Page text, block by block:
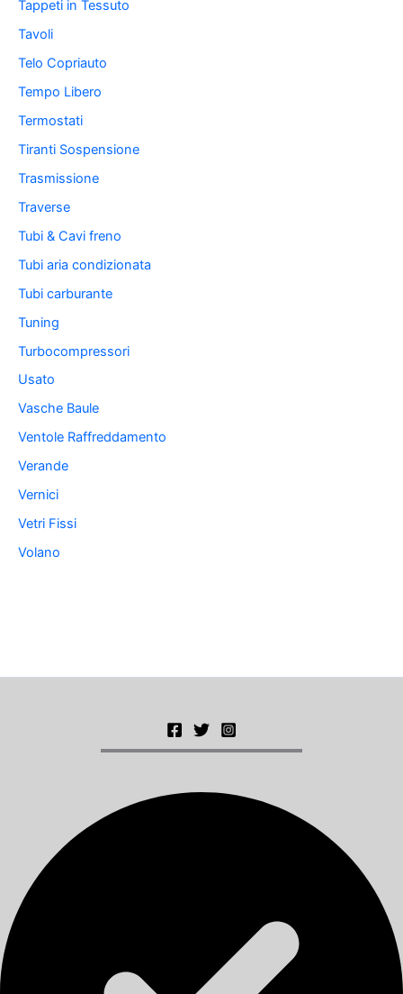
Tappeti in Tessuto
Tavoli
Telo Copriauto
Tempo Libero
Termostati
Tiranti Sospensione
Trasmissione
Traverse
Tubi & Cavi freno
Tubi aria condizionata
Tubi carburante
Tuning
Turbocompressori
Usato
Vasche Baule
Ventole Raffreddamento
Verande
Vernici
Vetri Fissi
Volano